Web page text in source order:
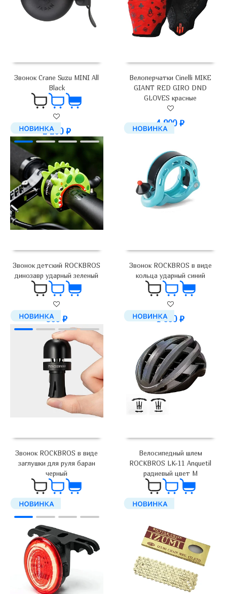
Звонок Crane Suzu MINI All
Black
2 200 ₽
Велоперчатки Cinelli MIKE
GIANT RED GIRO DND
GLOVES красные
4 900₽
Звонок детский ROCKBROS
динозавр ударный зеленый
900₽
Звонок ROCKBROS в виде
кольца ударный синий
1 000₽
Звонок ROCKBROS в виде
заглушки для руля баран
черный
1 100₽
Велосипедный шлем
ROCKBROS LK-11 Anquetil
радиевый цвет M